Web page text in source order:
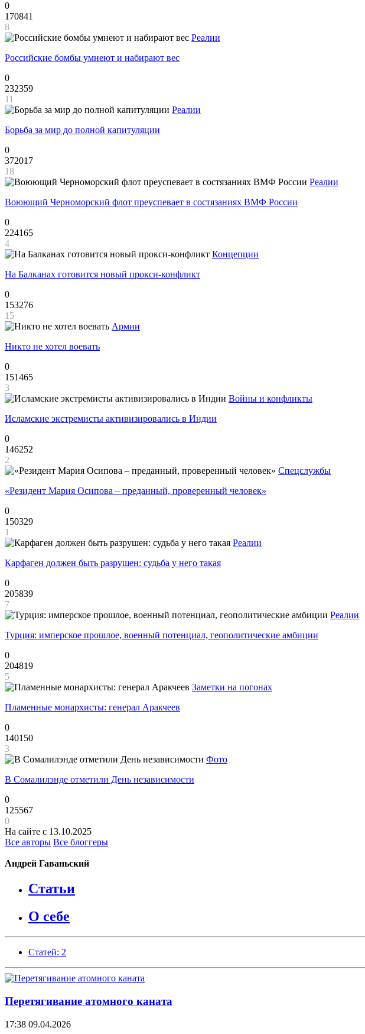
0
170841
8
Реалии
Российские бомбы умнеют и набирают вес
0
232359
11
Реалии
Борьба за мир до полной капитуляции
0
372017
18
Реалии
Воюющий Черноморский флот преуспевает в состязаниях ВМФ России
0
224165
4
Концепции
На Балканах готовится новый прокси-конфликт
0
153276
15
Армии
Никто не хотел воевать
0
151465
3
Войны и конфликты
Исламские экстремисты активизировались в Индии
0
146252
2
Спецслужбы
«Резидент Мария Осипова – преданный, проверенный человек»
0
150329
1
Реалии
Карфаген должен быть разрушен: судьба у него такая
0
205839
7
Реалии
Турция: имперское прошлое, военный потенциал, геополитические амбиции
0
204819
5
Заметки на погонах
Пламенные монархисты: генерал Аракчеев
0
140150
3
Фото
В Сомалилэнде отметили День независимости
0
125567
0
На сайте с 13.10.2025
Все авторы Все блоггеры
Андрей Гаваньский
Статьи
О себе
Статей: 2
Перетягивание атомного каната
17:38 09.04.2026